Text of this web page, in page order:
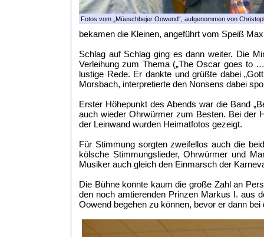
Fotos vom „Müeschbejer Oowend“, aufgenommen von
bekamen die Kleinen, angeführt vom Speiß
Schlag auf Schlag ging es dann weiter. Die
Verleihung zum Thema („The Oscar goes to
lustige Rede. Er dankte und grüßte dabei
Morsbach, interpretierte den Nonsens dabei
Erster Höhepunkt des Abends war die Band
auch wieder Ohrwürmer zum Besten. Bei der
der Leinwand wurden Heimatfotos gezeigt.
Für Stimmung sorgten zweifellos auch die
kölsche Stimmungslieder, Ohrwürmer und
Musiker auch gleich den Einmarsch der
Die Bühne konnte kaum die große Zahl an
den noch amtierenden Prinzen Markus I. aus
Oowend begehen zu können, bevor er dann